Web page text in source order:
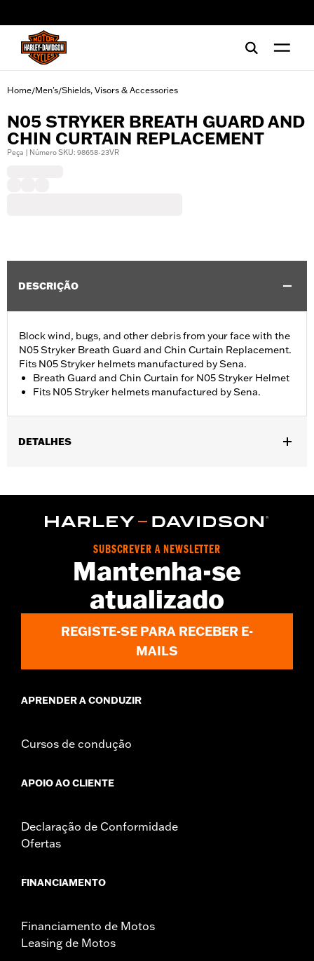
Home/Men's/Shields, Visors & Accessories
N05 STRYKER BREATH GUARD AND
CHIN CURTAIN REPLACEMENT
Peça | Número SKU: 98658-23VR
DESCRIÇÃO
Block wind, bugs, and other debris from your face with the
N05 Stryker Breath Guard and Chin Curtain Replacement.
Fits N05 Stryker helmets manufactured by Sena.
Breath Guard and Chin Curtain for N05 Stryker Helmet
Fits N05 Stryker helmets manufactured by Sena.
DETALHES
SUBSCREVER A NEWSLETTER
Mantenha-se
atualizado
REGISTE-SE PARA RECEBER E-
MAILS
APRENDER A CONDUZIR
Cursos de condução
APOIO AO CLIENTE
Declaração de Conformidade
Ofertas
FINANCIAMENTO
Financiamento de Motos
Leasing de Motos